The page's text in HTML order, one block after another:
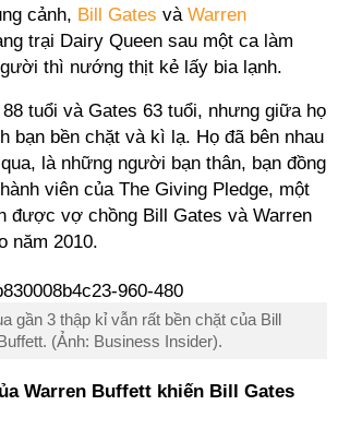
cảnh, Bill Gates và Warren
trại Dairy Queen sau một ca làm
thì nướng thịt kẻ lấy bia lạnh.
tuổi và Gates 63 tuổi, nhưng giữa họ
bạn bền chặt và kì lạ. Họ đã bên nhau
là những người bạn thân, bạn đồng
viên của The Giving Pledge, một
được vợ chồng Bill Gates và Warren
năm 2010.
gần 3 thập kỉ vẫn rất bền chặt của Bill
(Ảnh: Business Insider).
Warren Buffett khiến Bill Gates